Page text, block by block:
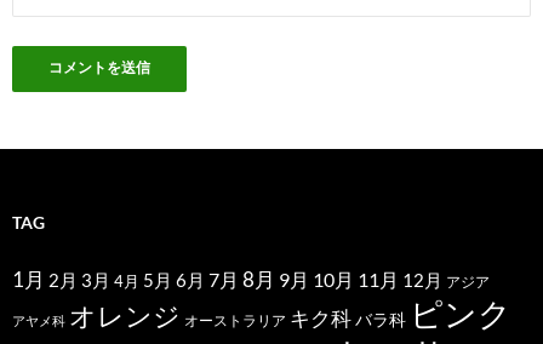
TAG
1月 2月 3月 4月 5月 6月 7月 8月 9月 10月 11月 12月 アジア
アヤメ科 オレンジ オーストラリア キク科バラ科 ピンク